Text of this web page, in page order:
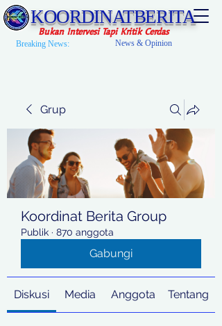
KOORDINATBERITA
Bukan Intervesi Tapi Kritik Cerdas
Breaking News: News & Opinion
Grup
Koordinat Berita Group
Publik · 870 anggota
Gabungi
Diskusi Media Anggota Tentang